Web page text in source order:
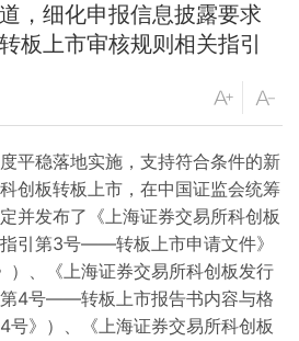
结果
，细化申报信息披露要求
上市审核规则相关指引
稳落地实施，支持符合条件的新
创板转板上市，在中国证监会统筹
并发布了《上海证券交易所科创板
引第3号——转板上市申请文件》
）、《上海证券交易所科创板发行
4号——转板上市报告书内容与格
号》）、《上海证券交易所科创板